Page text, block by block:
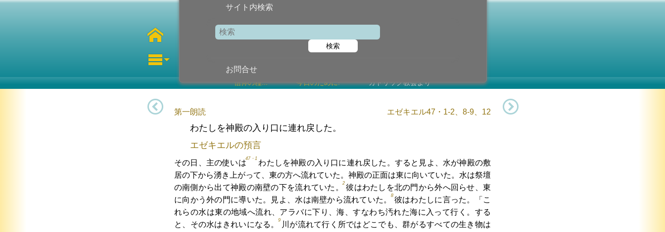
サイト内検索
検索
お問合せ
信仰の糧... 今日のために! カトリック教会より
第一朗読 エゼキエル47・1-2、8-9、12
わたしを神殿の入り口に連れ戻した。
エゼキエルの預言
その日、主の使いは
47・1
わたしを神殿の入り口に連れ戻した。すると見よ、水が神殿の敷
居の下から湧き上がって、東の方へ流れていた。神殿の正面は東に向いていた。水は祭壇
の南側から出て神殿の南壁の下を流れていた。
2
彼はわたしを北の門から外へ回らせ、東
に向かう外の門に導いた。見よ、水は南壁から流れていた。
8
彼はわたしに言った。「こ
れらの水は東の地域へ流れ、アラバに下り、海、すなわち汚れた海に入って行く。する
と、その水はきれいになる。
9
川が流れて行く所ではどこでも、群がるすべての生き物は